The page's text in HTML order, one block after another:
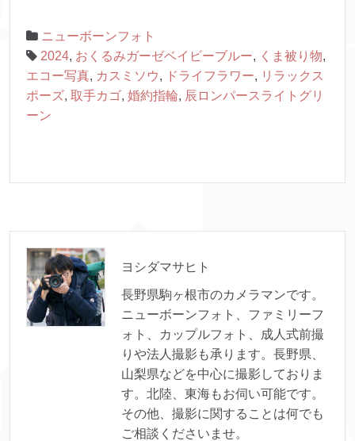
ニューボーンフォト
2024, おくるみガーゼベイビーブルー, くま被り物,
エコー写真, カスミソウ, ドライフラワー, リラックス
ポーズ, 取手カゴ, 婚約指輪, 辰ロンパースライトグリ
ーン
ヨシダマサヒト
長野県駒ヶ根市のカメラマンです。
ニューボーンフォト、ファミリーフ
ォト、カップルフォト、成人式前撮
りや法人撮影も承ります。長野県、
山梨県などを中心に撮影しておりま
す。北陸、東海もお伺い可能です。
その他、撮影に関することは何でも
ご相談くださいませ。